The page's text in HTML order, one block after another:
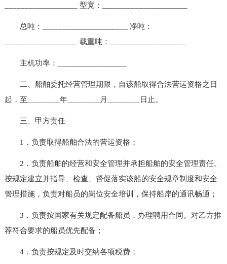
__________________ 型宽：_____________________
总吨：_____________________ 净吨：
__________________ 载重吨：___________________
主机功率：_________________
二、船舶委托经营管理期限，自该船取得合法营运资格之日
起，至________年________月________日止。
三、甲方责任
1．负责取得船舶合法的营运资格；
2．负责船舶的经营和安全管理并承担船舶的安全管理责任。
按规定建立并指导、检查、督促落实该船的安全规章制度和安全
管理措施，负责对船员的岗位安全培训，保持船岸的通讯畅通；
3．负责按国家有关规定配备船员，办理聘用合同。对乙方推
荐符合要求的船员优先配备；
4．负责按规定及时交纳各项税费；